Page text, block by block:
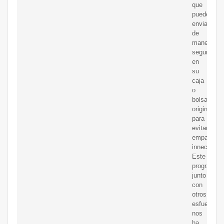
que
puede
enviarse
de
manera
segura
en
su
caja
o
bolsa
original
para
evitar
empaques
Este
programa,
junto
con
otros
esfuerzos,
nos